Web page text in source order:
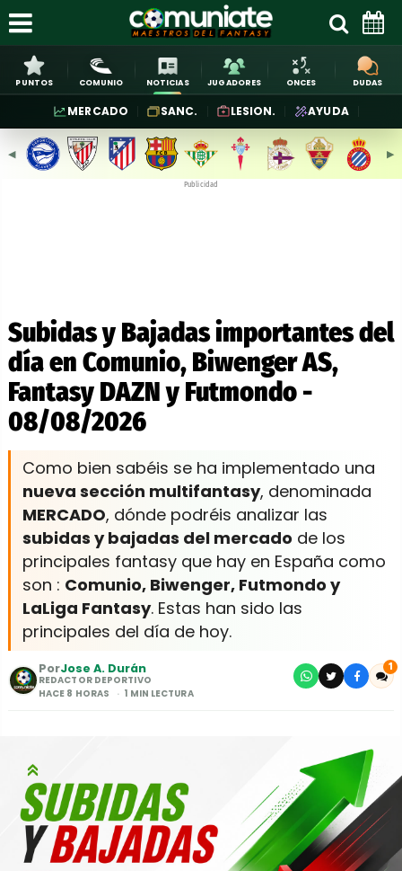
PUNTOS COMUNIO NOTICIAS JUGADORES ONCES DUDAS
MERCADO SANC. LESION. AYUDA
◀︎ ▶︎
Publicidad
Subidas y Bajadas importantes del
día en Comunio, Biwenger AS,
Fantasy DAZN y Futmondo -
08/08/2026
Como bien sabéis se ha implementado una
nueva sección multifantasy, denominada
MERCADO, dónde podréis analizar las
subidas y bajadas del mercado de los
principales fantasy que hay en España como
son : Comunio, Biwenger, Futmondo y
LaLiga Fantasy. Estas han sido las
principales del día de hoy.
PorJose A. Durán
REDACTOR DEPORTIVO
HACE 8 HORAS
1 MIN LECTURA
1